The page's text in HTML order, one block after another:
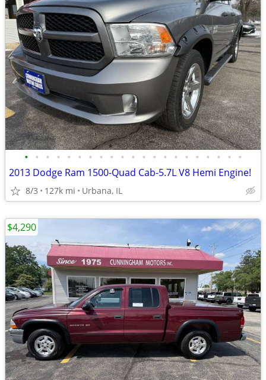
• • • • • • • • • • • • • • • • • • • • •
2013 Dodge Ram 1500-Quad Cab-5.7L V8 Hemi Engine!
8/3 127k mi Urbana, IL
$4,290